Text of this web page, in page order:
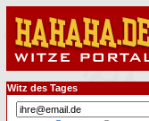
Witz des Tages